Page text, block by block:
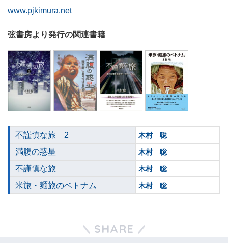
www.pjkimura.net
弦書房より発行の関連書籍
不謹慎な旅 2 木村 聡
満腹の惑星 木村 聡
不謹慎な旅 木村 聡
米旅・麺旅のベトナム 木村 聡
SHARE